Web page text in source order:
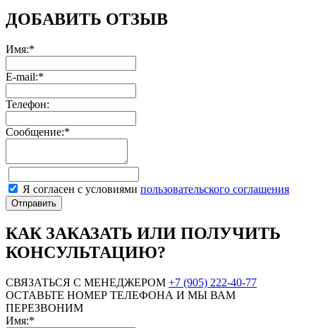
ДОБАВИТЬ ОТЗЫВ
Имя:*
E-mail:*
Телефон:
Сообщение:*
Я согласен с условиями пользовательского соглашения
КАК ЗАКАЗАТЬ ИЛИ ПОЛУЧИТЬ
КОНСУЛЬТАЦИЮ?
СВЯЗАТЬСЯ С МЕНЕДЖЕРОМ +7 (905) 222-40-77
ОСТАВЬТЕ НОМЕР ТЕЛЕФОНА И МЫ ВАМ
ПЕРЕЗВОНИМ
Имя:*